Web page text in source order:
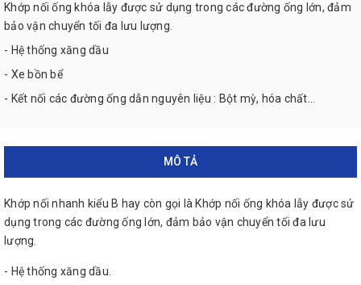
Khớp nối ống khóa lẫy được sử dụng trong các đường ống lớn, đảm
bảo vận chuyển tối đa lưu lượng.
- Hệ thống xăng dầu
- Xe bồn bể
- Kết nối các đường ống dẫn nguyên liệu : Bột mỳ, hóa chất...
MÔ TẢ
Khớp nối nhanh kiểu B hay còn gọi là Khớp nối ống khóa lẫy được sử
dụng trong các đường ống lớn, đảm bảo vận chuyển tối đa lưu
lượng.
- Hệ thống xăng dầu.